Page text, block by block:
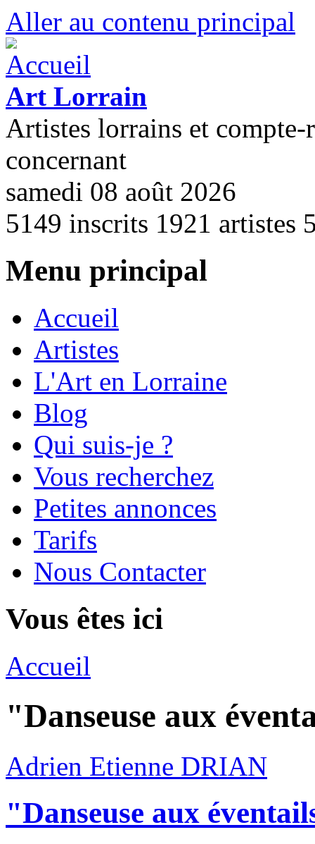
Aller au contenu principal
Art Lorrain
Artistes lorrains et compte-
concernant
samedi 08 août 2026
5149 inscrits 1921 artistes
Menu principal
Accueil
Artistes
L'Art en Lorraine
Blog
Qui suis-je ?
Vous recherchez
Petites annonces
Tarifs
Nous Contacter
Vous êtes ici
Accueil
"Danseuse aux
Adrien Etienne DRIAN
"Danseuse aux